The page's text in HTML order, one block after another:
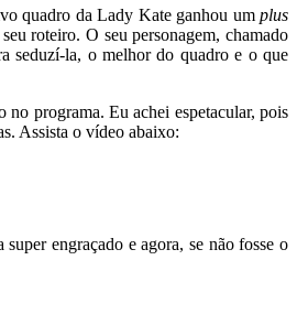
quadro da Lady Kate ganhou um plus
roteiro. O seu personagem, chamado
seduzí-la, o melhor do quadro e o que
no programa. Eu achei espetacular, pois
Assista o vídeo abaixo:
engraçado e agora, se não fosse o